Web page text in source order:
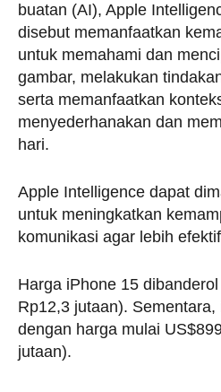
buatan (AI), Apple
disebut memanfaatkan
untuk memahami dan
gambar, melakukan
serta memanfaatkan
menyederhanakan dan
hari.
Apple Intelligence dapat
untuk meningkatkan
komunikasi agar lebih
Harga iPhone 15
Rp12,3 jutaan).
dengan harga mulai
jutaan).